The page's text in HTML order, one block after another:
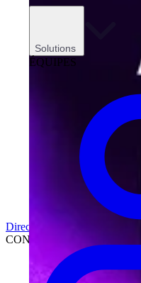
Solutions
ÉQUIPES
Direction
CONCESSIONNAIRES